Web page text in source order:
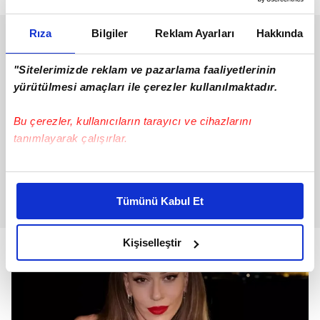
Rıza Bilgiler Reklam Ayarları Hakkında
"Sitelerimizde reklam ve pazarlama faaliyetlerinin
yürütülmesi amaçları ile çerezler kullanılmaktadır.
Bu çerezler, kullanıcıların tarayıcı ve cihazlarını
tanımlayarak çalışırlar.
Bu çerezlere izin vermeniz halinde sizlere özel
daha iyi reklam deneyimi yaşatabiliriz. Bunu yaparken
amacımızın size daha iyi bir reklam deneyimi sunmak
olduğunu ve sizlere en iyi içerikleri sunabilmek adına
elimizden gelen çabayı gösterdiğimizi ve bu noktada,
reklamların maliyetlerimizi karşılamak noktasında tek gelir
kalemimiz olduğunu sizlere hatırlatmak isteriz.
Tümünü Kabul Et
Kişiselleştir